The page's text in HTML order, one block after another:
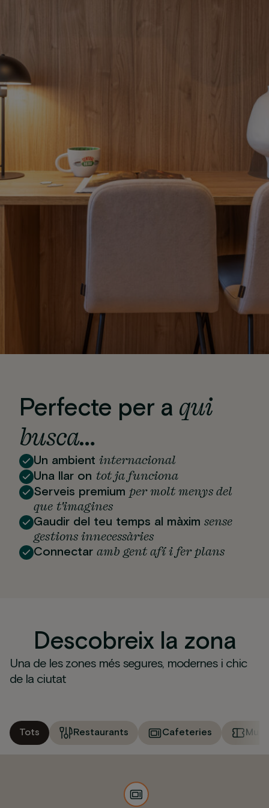
Perfecte per a qui
busca…
Un ambient internacional
Una llar on tot ja funciona
Serveis premium per molt menys del
que t'imagines
Gaudir del teu temps al màxim sense
gestions innecessàries
Connectar amb gent afí i fer plans
Descobreix la zona
Una de les zones més segures, modernes i chic
de la ciutat
Tots Restaurants Cafeteries